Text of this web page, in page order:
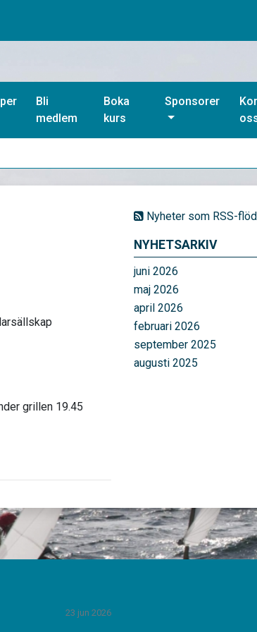
Bli
medlem
Boka
kurs
Sponsorer
Nyheter som RSS-
NYHETSARKIV
juni 2026
maj 2026
april 2026
februari 2026
september 2025
augusti 2025
grillen 19.45
23 jun 2026